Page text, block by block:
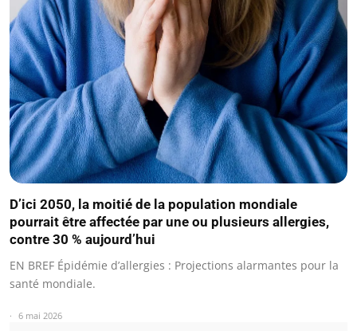
D’ici 2050, la moitié de la population mondiale
pourrait être affectée par une ou plusieurs allergies,
contre 30 % aujourd’hui
EN BREF Épidémie d’allergies : Projections alarmantes pour la
santé mondiale.
6 mai 2026